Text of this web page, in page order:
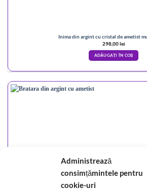
Administrează
consimțămintele pentru
cookie-uri
Inima din argint cu cristal de ametist
298,00lei
ADĂUGAȚI ÎN COȘ